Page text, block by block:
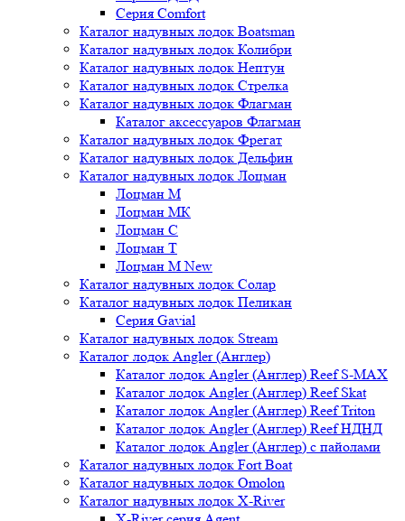
Серия Comfort
Каталог надувных лодок Boatsman
Каталог надувных лодок Колибри
Каталог надувных лодок Нептун
Каталог надувных лодок Стрелка
Каталог надувных лодок Флагман
Каталог аксессуаров Флагман
Каталог надувных лодок Фрегат
Каталог надувных лодок Дельфин
Каталог надувных лодок Лоцман
Лоцман М
Лоцман МК
Лоцман С
Лоцман Т
Лоцман М New
Каталог надувных лодок Солар
Каталог надувных лодок Пеликан
Серия Gavial
Каталог надувных лодок Stream
Каталог лодок Angler (Англер)
Каталог лодок Angler (Англер) Reef S-MAX
Каталог лодок Angler (Англер) Reef Skat
Каталог лодок Angler (Англер) Reef Triton
Каталог лодок Angler (Англер) Reef НДНД
Каталог лодок Angler (Англер) с пайолами
Каталог надувных лодок Fort Boat
Каталог надувных лодок Omolon
Каталог надувных лодок X-River